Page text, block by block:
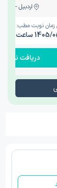
اردبیل - والی
زمان نوبت مطب:
ساعت 15:00
دریافت نوبت